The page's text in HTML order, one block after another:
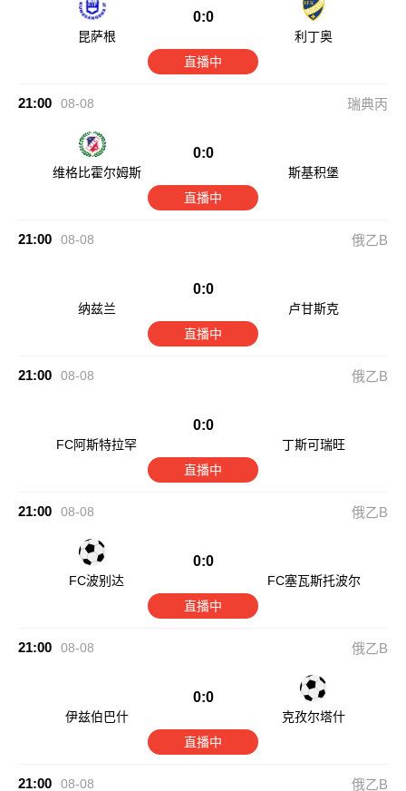
昆萨根
0:0
利丁奥
直播中
21:00 08-08 瑞典丙
维格比霍尔姆斯
0:0
斯基积堡
直播中
21:00 08-08 俄乙B
纳兹兰
0:0
卢甘斯克
直播中
21:00 08-08 俄乙B
FC阿斯特拉罕
0:0
丁斯可瑞旺
直播中
21:00 08-08 俄乙B
FC波别达
0:0
FC塞瓦斯托波尔
直播中
21:00 08-08 俄乙B
伊兹伯巴什
0:0
克孜尔塔什
直播中
21:00 08-08 俄乙B